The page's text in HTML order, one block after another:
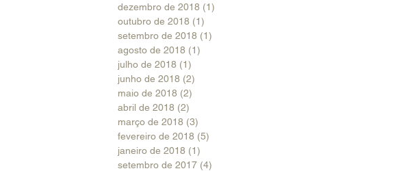
dezembro de 2018 (1)
outubro de 2018 (1)
setembro de 2018 (1)
agosto de 2018 (1)
julho de 2018 (1)
junho de 2018 (2)
maio de 2018 (2)
abril de 2018 (2)
março de 2018 (3)
fevereiro de 2018 (5)
janeiro de 2018 (1)
setembro de 2017 (4)